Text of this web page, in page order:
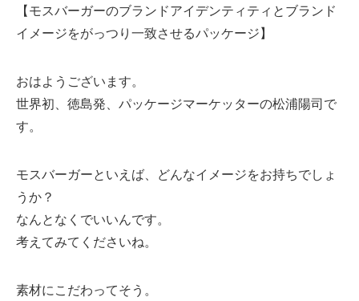
【モスバーガーのブランドアイデンティティとブランド
イメージをがっつり一致させるパッケージ】
おはようございます。
世界初、徳島発、パッケージマーケッターの松浦陽司で
す。
モスバーガーといえば、どんなイメージをお持ちでしょ
うか？
なんとなくでいいんです。
考えてみてくださいね。
素材にこだわってそう。